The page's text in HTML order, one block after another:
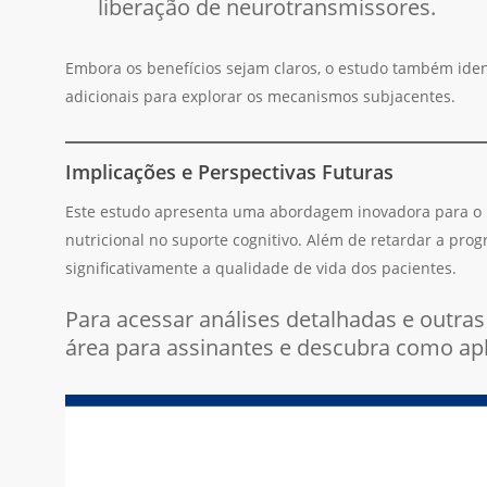
liberação de neurotransmissores.
Embora os benefícios sejam claros, o estudo também
adicionais para explorar os mecanismos subjacentes.
Implicações e Perspectivas Futuras
Este estudo apresenta uma abordagem inovadora para
nutricional no suporte cognitivo. Além de retardar a
significativamente a qualidade de vida dos pacientes.
Para acessar análises detalhadas e
área para assinantes e descubra como